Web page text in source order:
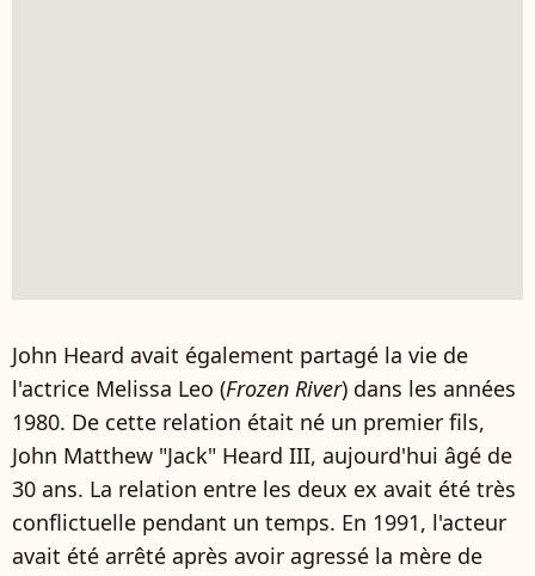
John Heard avait également partagé la vie de
l'actrice Melissa Leo (Frozen River) dans les années
1980. De cette relation était né un premier fils,
John Matthew "Jack" Heard III, aujourd'hui âgé de
30 ans. La relation entre les deux ex avait été très
conflictuelle pendant un temps. En 1991, l'acteur
avait été arrêté après avoir agressé la mère de